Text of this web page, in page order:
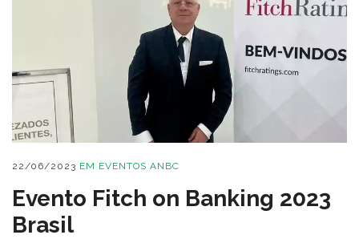
22/06/2023 EM EVENTOS ANBC
Evento Fitch on Banking 2023
Brasil